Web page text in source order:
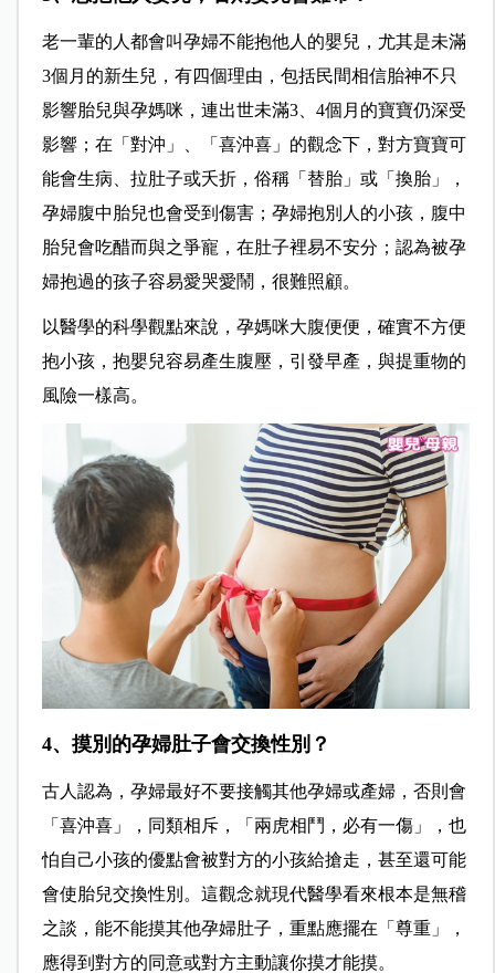
老一輩的人都會叫孕婦不能抱他人的嬰兒，尤其是未滿
3個月的新生兒，有四個理由，包括民間相信胎神不只
影響胎兒與孕媽咪，連出世未滿3、4個月的寶寶仍深受
影響；在「對沖」、「喜沖喜」的觀念下，對方寶寶可
能會生病、拉肚子或夭折，俗稱「替胎」或「換胎」，
孕婦腹中胎兒也會受到傷害；孕婦抱別人的小孩，腹中
胎兒會吃醋而與之爭寵，在肚子裡易不安分；認為被孕
婦抱過的孩子容易愛哭愛鬧，很難照顧。
以醫學的科學觀點來說，孕媽咪大腹便便，確實不方便
抱小孩，抱嬰兒容易產生腹壓，引發早產，與提重物的
風險一樣高。
4、摸別的孕婦肚子會交換性別？
古人認為，孕婦最好不要接觸其他孕婦或產婦，否則會
「喜沖喜」，同類相斥，「兩虎相鬥，必有一傷」，也
怕自己小孩的優點會被對方的小孩給搶走，甚至還可能
會使胎兒交換性別。這觀念就現代醫學看來根本是無稽
之談，能不能摸其他孕婦肚子，重點應擺在「尊重」，
應得到對方的同意或對方主動讓你摸才能摸。